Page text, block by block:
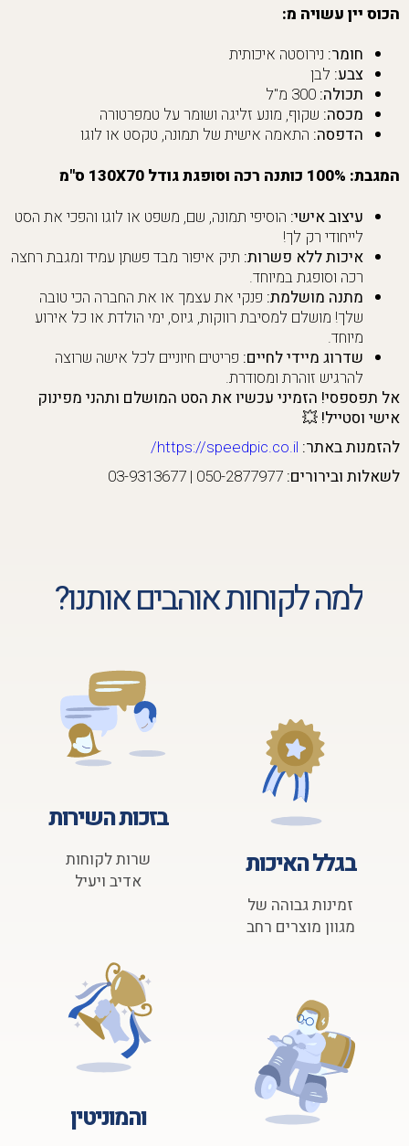
הכוס יין עשויה מ:
חומר: נירוסטה איכותית
צבע: לבן
תכולה:
מכסה: שקוף, מונע זליגה ושומר על טמפרטורה
הדפסה: התאמה אישית של תמונה, טקסט או לוגו
המגבת: 100% כותנה רכה וסופגת גודל 130X70 ס"מ
עיצוב אישי: הוסיפי תמונה, שם, משפט או לוגו והפכי את הסט
לייחודי רק לך!
איכות ללא פשרות: תיק איפור מבד פשתן עמיד ומגבת רחצה
רכה וסופגת במיוחד.
מתנה מושלמת: פנקי את עצמך או את החברה הכי טובה
שלך! מושלם למסיבת רווקות, גיוס, ימי הולדת או כל אירוע
מיוחד.
שדרוג מיידי לחיים: פריטים חיוניים לכל אישה שרוצה
להרגיש זוהרת ומסודרת.
אל תפספסי! הזמיני עכשיו את הסט המושלם ותהני מפינוק
אישי וסטייל! 💥
להזמנות באתר: https://speedpic.co.il/
לשאלות ובירורים:
למה לקוחות אוהבים אותנו?
בגלל האיכות
זמינות גבוהה של
מגוון מוצרים רחב
בזכות השירות
שרות לקוחות
אדיב ויעיל
והמוניטין